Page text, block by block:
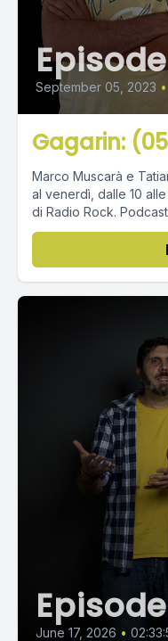
September 05, 2023 •
Gagarin:
Marco Muscarà e
al venerdì, dalle 10 alle
di Radio Rock.
Episode
June 17, 2026 •